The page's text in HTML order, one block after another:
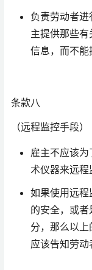
负责劳动者
主提供那些
信息，而不能
条款八
（远程监控手段）
雇主不应该
术仪器来远程
如果使用远
的安全，或
分，那么以
应该告知劳动